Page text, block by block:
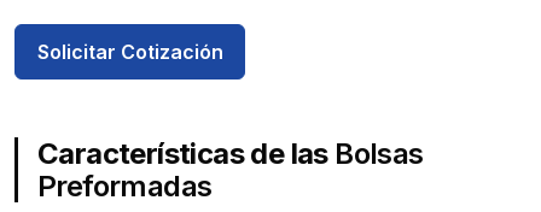
Solicitar Cotización
Características de las Bolsas
Preformadas